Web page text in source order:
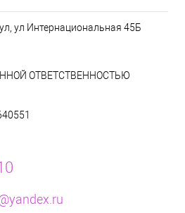
ул Интернациональная 45Б
ОТВЕТСТВЕННОСТЬЮ